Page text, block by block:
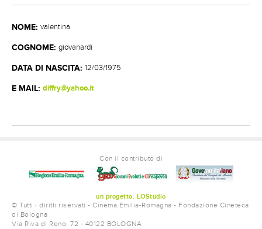
NOME: valentina
COGNOME: giovanardi
DATA DI NASCITA: 12/03/1975
E MAIL: diffry@yahoo.it
Con il contributo di
un progetto: LOStudio
© Tutti i diritti riservati - Cinema Emilia-Romagna - Fondazione Cineteca
di Bologna
Via Riva di Reno, 72 - 40122 BOLOGNA